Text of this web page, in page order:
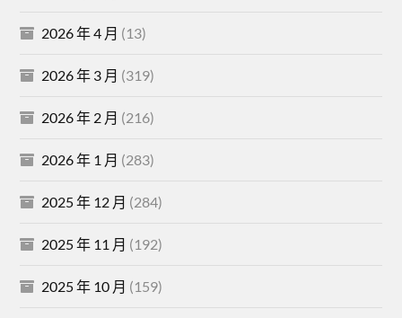
2026 年 4 月 (13)
2026 年 3 月 (319)
2026 年 2 月 (216)
2026 年 1 月 (283)
2025 年 12 月 (284)
2025 年 11 月 (192)
2025 年 10 月 (159)